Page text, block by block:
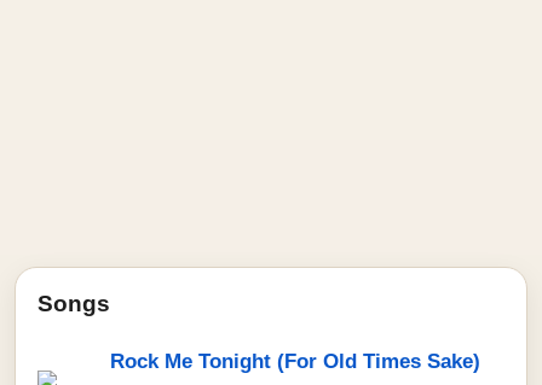
Songs
Rock Me Tonight (For Old Times Sake)